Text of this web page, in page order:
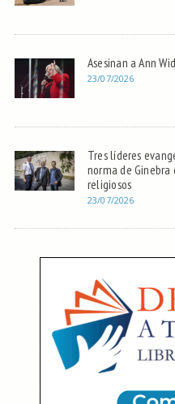
Asesinan a Ann
23/07/2026
Tres líderes
norma de
religiosos
23/07/2026